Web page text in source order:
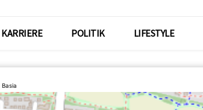
KARRIERE POLITIK LIFESTYLE